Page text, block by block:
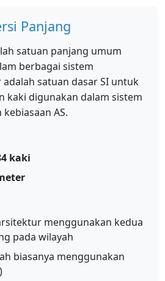
Panjang
satuan panjang umum
berbagai sistem
satuan dasar SI untuk
kaki digunakan dalam sistem
AS.
kaki
menggunakan kedua
pada wilayah
biasanya menggunakan